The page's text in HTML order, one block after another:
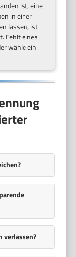
ist, eine
in einer
lassen, ist
Fehlt eines
wähle ein
verlassen?